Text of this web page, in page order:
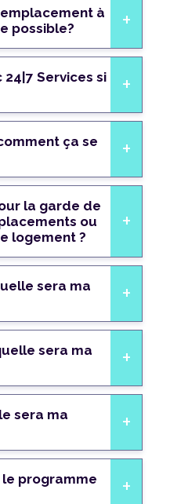
à
possible?
Services si
ça se
la garde de
ou
logement ?
sera ma
sera ma
sera ma
programme